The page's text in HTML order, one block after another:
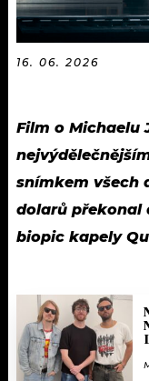
OSTATNÍ
16. 06. 2026
Film o Michaelu
snímkem všech
dolarů překonal
biopic kapely